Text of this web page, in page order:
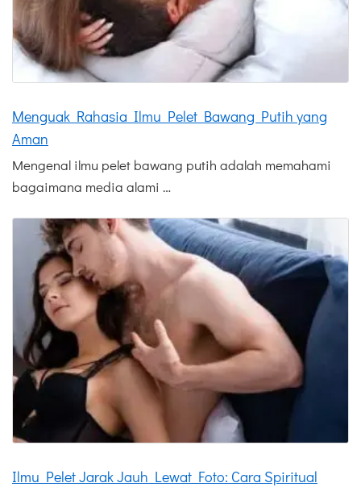
Menguak Rahasia Ilmu Pelet Bawang Putih yang
Aman
Mengenal ilmu pelet bawang putih adalah memahami
bagaimana media alami …
Ilmu Pelet Jarak Jauh Lewat Foto: Cara Spiritual